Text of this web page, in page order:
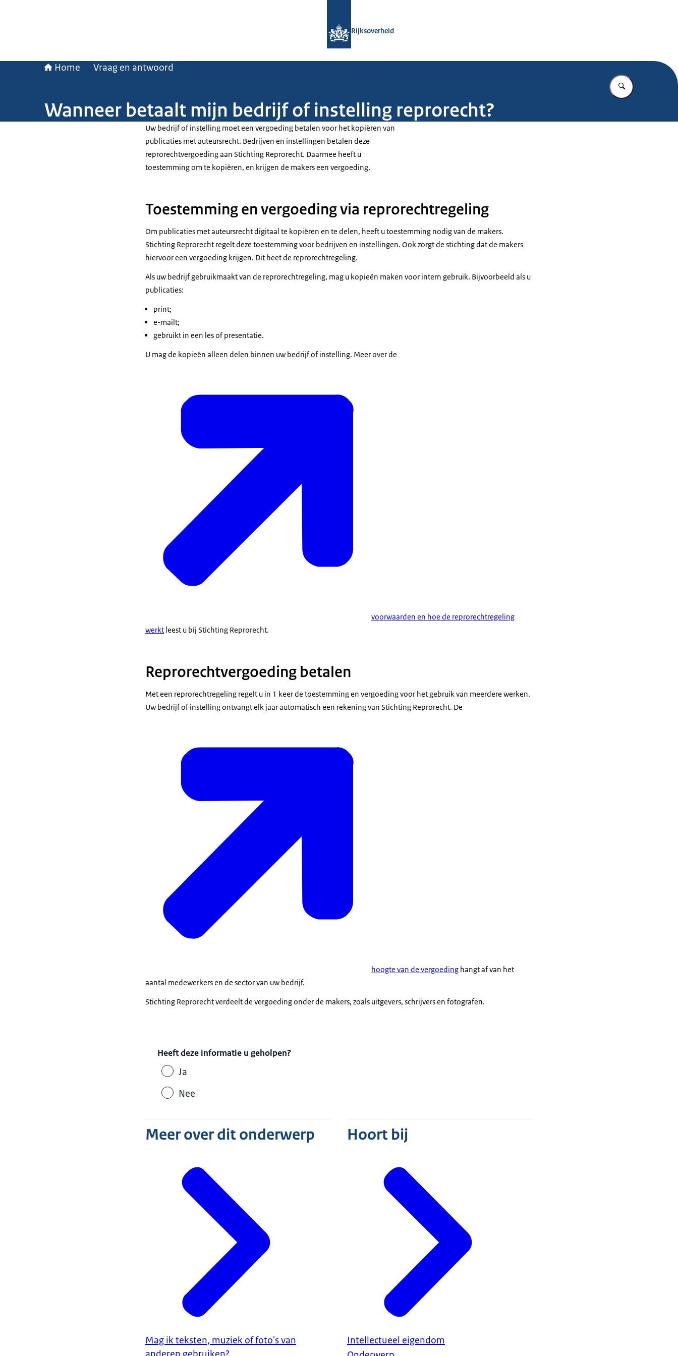
Rijksoverheid
Home Vraag en antwoord
Vul in wat u
Wanneer betaalt mijn bedrijf of instelling reprorecht?
Uw bedrijf of instelling moet een vergoeding betalen voor het kopiëren van
publicaties met auteursrecht. Bedrijven en instellingen betalen deze
reprorechtvergoeding aan Stichting Reprorecht. Daarmee heeft u
toestemming om te kopiëren, en krijgen de makers een vergoeding.
Toestemming en vergoeding via reprorechtregeling
Om publicaties met auteursrecht digitaal te kopiëren en te delen, heeft u toestemming nodig van de makers.
Stichting Reprorecht regelt deze toestemming voor bedrijven en instellingen. Ook zorgt de stichting dat de makers
hiervoor een vergoeding krijgen. Dit heet de reprorechtregeling.
Als uw bedrijf gebruikmaakt van de reprorechtregeling, mag u kopieën maken voor intern gebruik. Bijvoorbeeld als u
publicaties:
print;
e-mailt;
gebruikt in een les of presentatie.
U mag de kopieën alleen delen binnen uw bedrijf of instelling. Meer over de
voorwaarden en hoe de reprorechtregeling
werkt leest u bij Stichting Reprorecht.
Reprorechtvergoeding betalen
Met een reprorechtregeling regelt u in 1 keer de toestemming en vergoeding voor het gebruik van meerdere werken.
Uw bedrijf of instelling ontvangt elk jaar automatisch een rekening van Stichting Reprorecht. De
hoogte van de vergoeding hangt af van het
aantal medewerkers en de sector van uw bedrijf.
Stichting Reprorecht verdeelt de vergoeding onder de makers, zoals uitgevers, schrijvers en fotografen.
Heeft deze informatie u geholpen?
Ja
Nee
Meer over dit onderwerp
Mag ik teksten, muziek of foto's van
Hoort bij
Intellectueel eigendom